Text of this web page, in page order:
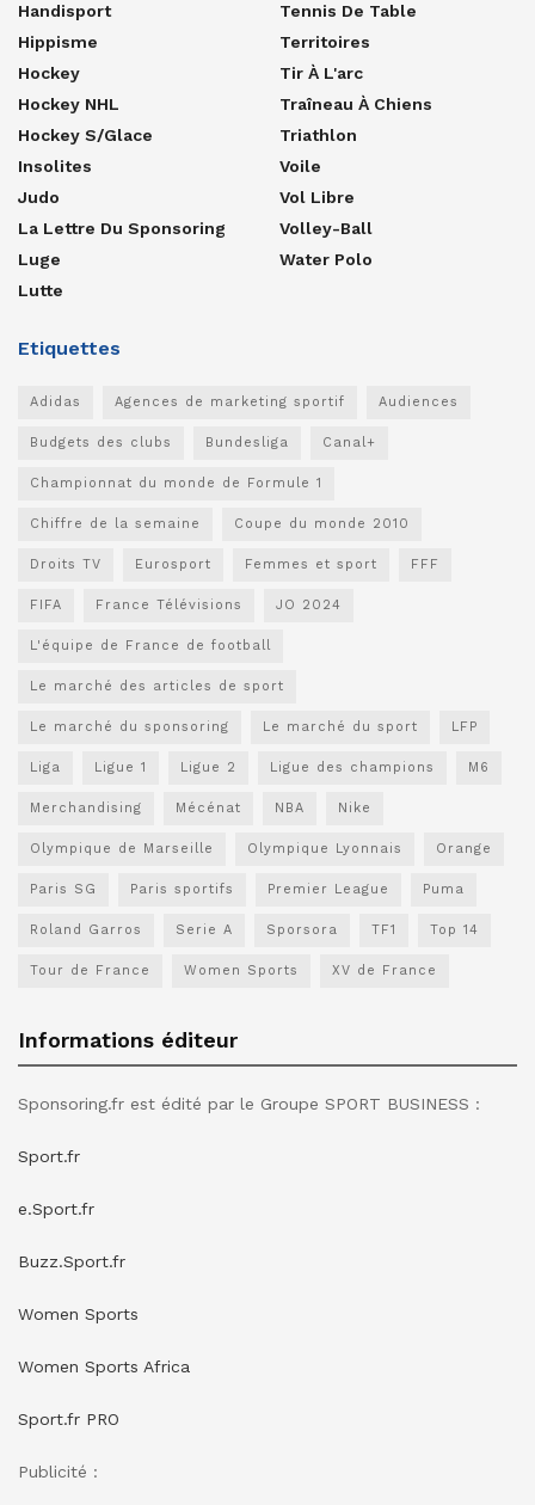
Handisport
Hippisme
Hockey
Hockey NHL
Hockey S/glace
Insolites
Judo
La Lettre Du Sponsoring
Luge
Lutte
Tennis De Table
Territoires
Tir À L'arc
Traîneau À Chiens
Triathlon
Voile
Vol Libre
Volley-Ball
Water Polo
Etiquettes
Adidas Agences de marketing sportif Audiences
Budgets des clubs Bundesliga Canal+
Championnat du monde de Formule 1
Chiffre de la semaine Coupe du monde 2010
Droits TV Eurosport Femmes et sport FFF
FIFA France Télévisions JO 2024
L'équipe de France de football
Le marché des articles de sport
Le marché du sponsoring Le marché du sport LFP
Liga Ligue 1 Ligue 2 Ligue des champions M6
Merchandising Mécénat NBA Nike
Olympique de Marseille Olympique Lyonnais Orange
Paris SG Paris sportifs Premier League Puma
Roland Garros Serie A Sporsora TF1 Top 14
Tour de France Women Sports XV de France
Informations éditeur
Sponsoring.fr est édité par le Groupe SPORT BUSINESS :
Sport.fr
e.Sport.fr
Buzz.Sport.fr
Women Sports
Women Sports Africa
Sport.fr PRO
Publicité :